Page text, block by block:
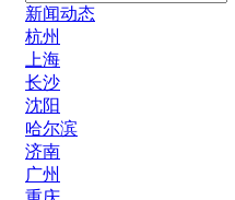
新闻动态
杭州
上海
长沙
沈阳
哈尔滨
济南
广州